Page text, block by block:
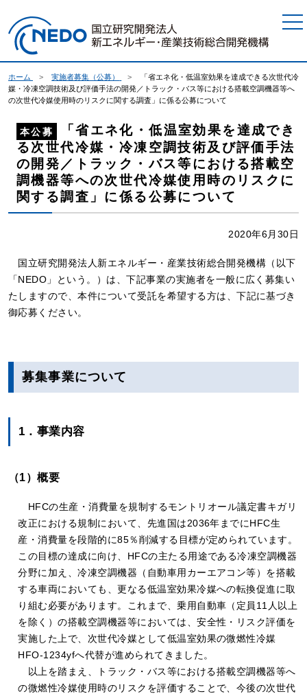
ホーム 実施者募集（公募）
「省エネ化・低温室効果を達成できる次世代冷
媒・冷凍空調技術及び評価手法の開発／トラック・バス等における搭載空調機器等へ
の次世代冷媒使用時のリスクに関する調査」に係る公募について
本公募
「省エネ化・低温室効果を達成でき
る次世代冷媒・冷凍空調技術及び評価手法
の開発／トラック・バス等における搭載空
調機器等への次世代冷媒使用時のリスクに
関する調査」に係る公募について
2020年6月30日
国立研究開発法人新エネルギー・産業技術総合開発機構（以下
「NEDO」という。）は、下記事業の実施者を一般に広く募集い
たしますので、本件について受託を希望する方は、下記に基づき
御応募ください。
募集事業について
1．事業内容
（1）概要
HFCの生産・消費量を規制するモントリオール議定書キガリ
改正における規制において、先進国は2036年までにHFC生
産・消費量を段階的に85％削減する目標が定められています。
この目標の達成に向け、HFCの主たる用途である冷凍空調機器
分野に加え、冷凍空調機器（自動車用カーエアコン等）を搭載
する車両においても、更なる低温室効果冷媒への転換促進に取
り組む必要があります。これまで、乗用自動車（定員11人以上
を除く）の搭載空調機器等においては、安全性・リスク評価を
実施した上で、次世代冷媒として低温室効果の微燃性冷媒
HFO-1234yfへ代替が進められてきました。
以上を踏まえ、トラック・バス等における搭載空調機器等へ
の微燃性冷媒使用時のリスクを評価することで、今後の次世代